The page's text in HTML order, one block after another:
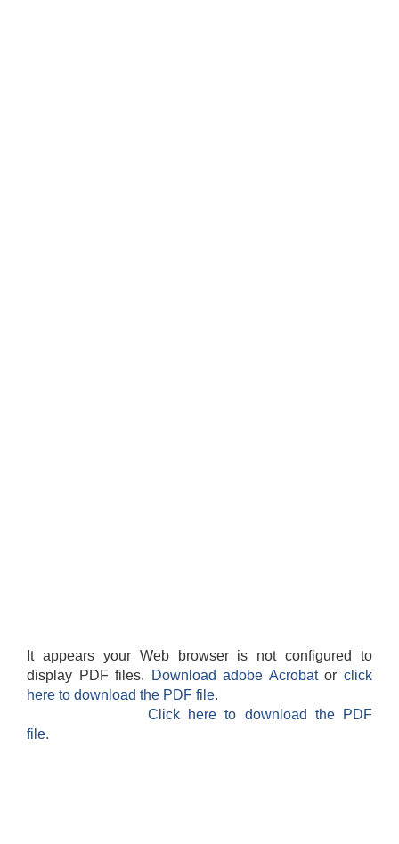
It appears your Web browser is not configured to
display PDF files.
Download adobe Acrobatorclick
here to download the PDF file.
Click here to download the PDF
file.